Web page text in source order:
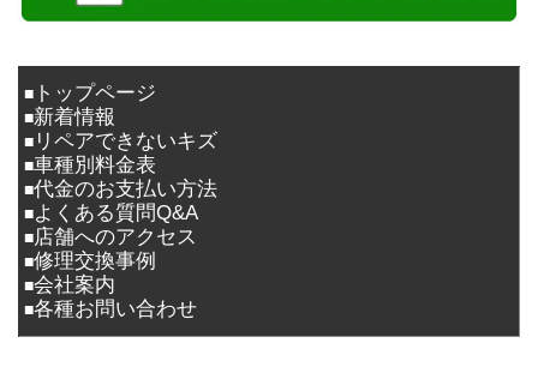
■ トップページ
■新着情報
■ リペアできないキズ
■車種別料金表
■代金のお支払い方法
■よくある質問Q&A
■店舗へのアクセス
■修理交換事例
■会社案内
■各種お問い合わせ